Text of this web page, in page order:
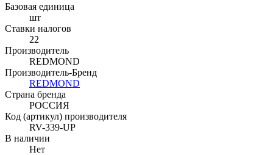
Базовая единица
шт
Ставки налогов
22
Производитель
REDMOND
Производитель-Бренд
REDMOND
Страна бренда
РОССИЯ
Код (артикул) производителя
RV-339-UP
В наличии
Нет